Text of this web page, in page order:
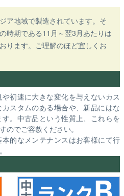
ア地域で製造されています。そ
時期である11月～翌3月あたりは
ります。ご理解のほど宜しくお
初速に大きな変化を与えないカス
スタムのある場合や、新品にはな
。中古品という性質上、これらを
のでご容赦ください。
的なメンテナンスはお客様にて行